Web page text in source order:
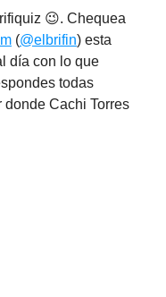
😉. Chequea
(@elbrifin) esta
día con lo que
todas
donde Cachi Torres